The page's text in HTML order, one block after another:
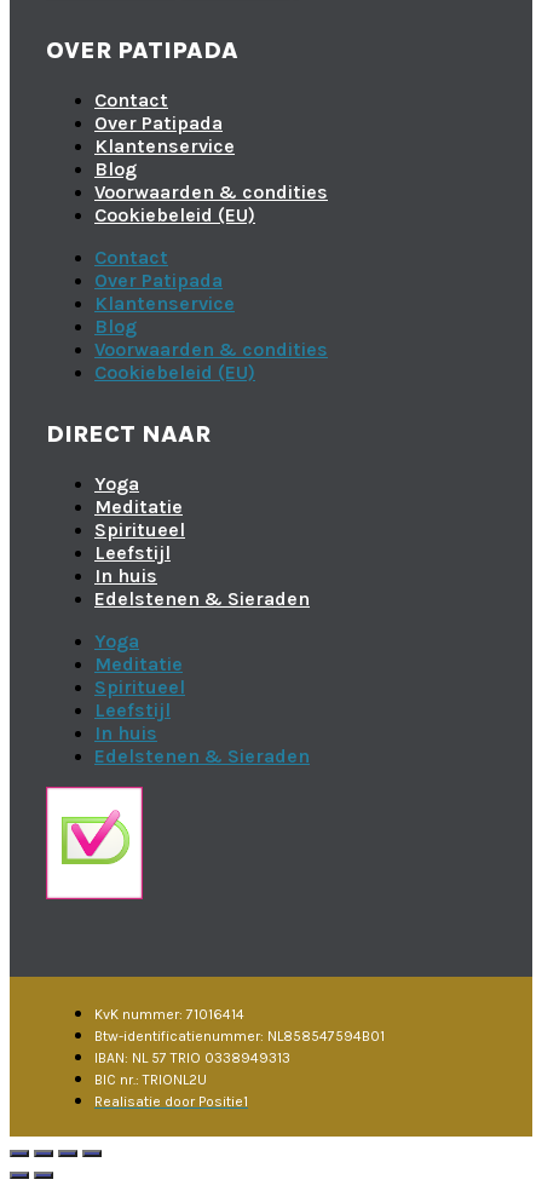
OVER PATIPADA
Contact
Over Patipada
Klantenservice
Blog
Voorwaarden & condities
Cookiebeleid (EU)
Contact
Over Patipada
Klantenservice
Blog
Voorwaarden & condities
Cookiebeleid (EU)
DIRECT NAAR
Yoga
Meditatie
Spiritueel
Leefstijl
In huis
Edelstenen & Sieraden
Yoga
Meditatie
Spiritueel
Leefstijl
In huis
Edelstenen & Sieraden
KvK nummer: 71016414
Btw-identificatienummer: NL858547594B01
IBAN: NL 57 TRIO 0338949313
BIC nr.: TRIONL2U
Realisatie door Positie1